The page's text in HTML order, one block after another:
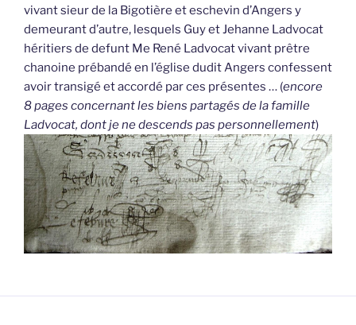
vivant sieur de la Bigotière et eschevin d’Angers y
demeurant d’autre, lesquels Guy et Jehanne Ladvocat
héritiers de defunt Me René Ladvocat vivant prêtre
chanoine prébandé en l’église dudit Angers confessent
avoir transigé et accordé par ces présentes … (encore
8 pages concernant les biens partagés de la famille
Ladvocat, dont je ne descends pas personnellement)